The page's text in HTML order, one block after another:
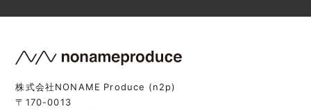
株式会社NONAME Produce (n2p)
〒170-0013